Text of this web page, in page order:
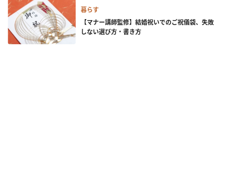
暮らす
【マナー講師監修】結婚祝いでのご祝儀袋、失敗
しない選び方・書き方